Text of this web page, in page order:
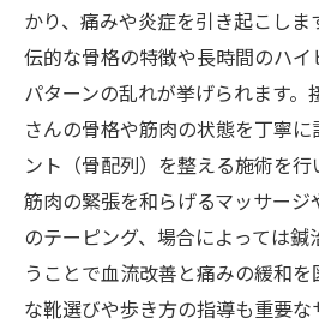
かり、痛みや炎症を引き起こしま
伝的な骨格の特徴や長時間のハ
パターンの乱れが挙げられます。
さんの骨格や筋肉の状態を丁寧
ント（骨配列）を整える施術を行
筋肉の緊張を和らげるマッサージ
のテーピング、場合によっては
うことで血流改善と痛みの緩和
な靴選びや歩き方の指導も重要な